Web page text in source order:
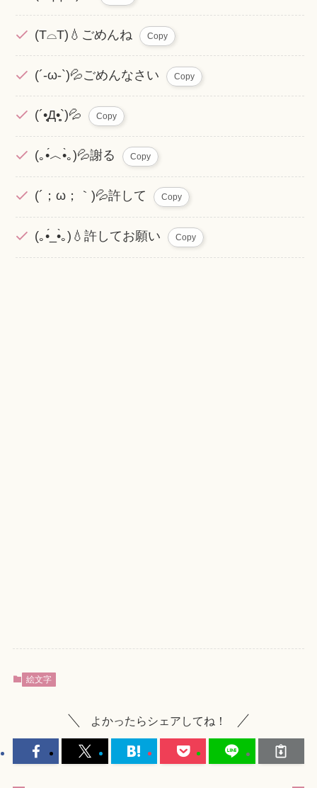
(T⌓T)💧ごめんね Copy
(´-ω-`)💦ごめんなさい Copy
(´•̥̥̥Д•̥̥̥`)💦 Copy
(｡•́︿•̀｡)💦謝る Copy
(´；ω；｀)💦許して Copy
(｡•́_•̀｡)💧許してお願い Copy
絵文字
よかったらシェアしてね！